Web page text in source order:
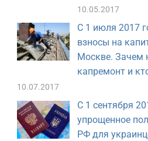
10.05.2017
С 1 июля 2017
взносы на
Москве. Зачем
капремонт и
10.07.2017
С 1 сентября
упрощенное
РФ для